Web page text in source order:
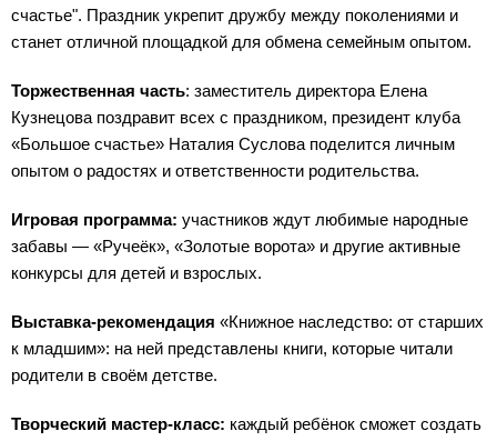
счастье". Праздник укрепит дружбу между поколениями и
станет отличной площадкой для обмена семейным опытом.
Торжественная часть: заместитель директора Елена
Кузнецова поздравит всех с праздником, президент клуба
«Большое счастье» Наталия Суслова поделится личным
опытом о радостях и ответственности родительства.
Игровая программа: участников ждут любимые народные
забавы — «Ручеёк», «Золотые ворота» и другие активные
конкурсы для детей и взрослых.
Выставка-рекомендация «Книжное наследство: от старших
к младшим»: на ней представлены книги, которые читали
родители в своём детстве.
Творческий мастер-класс: каждый ребёнок сможет создать